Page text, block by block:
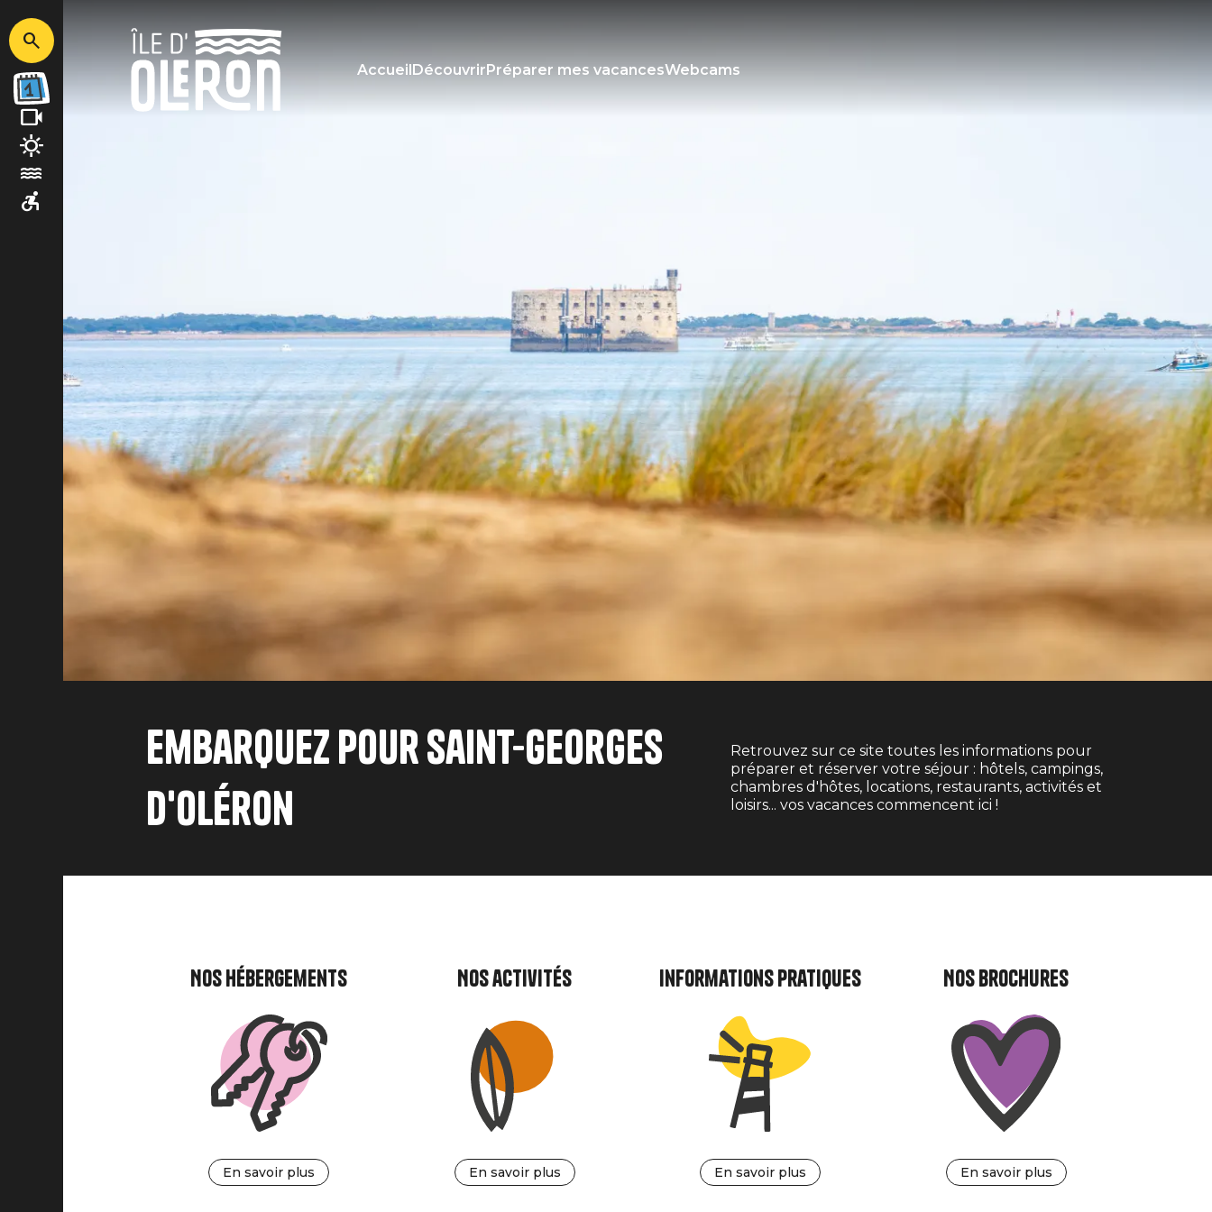
AccueilDécouvrirPréparer mes vacancesWebcams
Embarquez pour Saint-Georges
d'Oléron
Retrouvez sur ce site toutes les informations pour
préparer et réserver votre séjour : hôtels, campings,
chambres d'hôtes, locations, restaurants, activités et
loisirs... vos vacances commencent ici !
Nos hébergements
En savoir plus
Nos activités
En savoir plus
Informations pratiques
En savoir plus
Nos brochures
En savoir plus